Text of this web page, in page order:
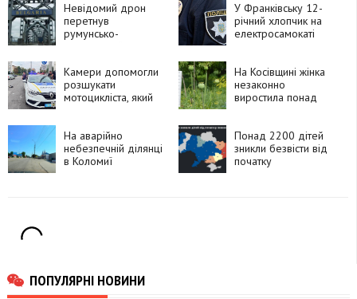
Невідомий дрон
перетнув
румунсько-
У Франківську 12-
річний хлопчик на
електросамокаті
Камери допомогли
розшукати
мотоцикліста, який
На Косівщині жінка
незаконно
виростила понад
На аварійно
небезпечній ділянці
в Коломиї
Понад 2200 дітей
зникли безвісти від
початку
ПОПУЛЯРНІ НОВИНИ